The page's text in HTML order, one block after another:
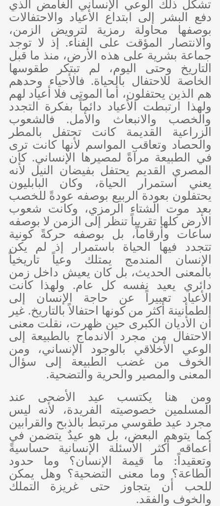
تشكل ذلك الوعي الإنساني الغامض الذي
دفع البشر إلى ابتداع الأعياد والاحتفالات
بوصفها محاولة رمزية لترويض الزمن،
والانتصار المؤقت على الفناء. إذ لا توجد
جماعة بشرية على هذه الأرض، منذ ما قبل
التاريخ وحتى اليوم، لم تبتكر طقوسها
الخاصة للاحتفال بالحياة. فالأحياء وحدهم
هم الذين يحتفلون، أما الموتى فلا أعياد لهم
ولهذا ارتبطت الأعياد دائماً بفكرة التجدد
والخصب والانبعاث والأمل. فالشعوب
الزراعية القديمة كانت تحتفل بالمطر
والحصاد وتعاقب المواسم لأنها كانت ترى
في الطبيعة مرآةً لمصيرها الإنساني. كان
المصري القديم يحتفل بفيضان النيل لأنه
يعني استمرار الحياة، وكان البابليون
يحتفلون بعودة الربيع بوصفه عودةً للخصب
بعد موت الشتاء الرمزي، وكانت شعوب
الأرض كلها تقريباً تنظر إلى الزمن لا بوصفه
ساعات وأرقاماً، بل بوصفه حركةً كونية
تتجدد فيها الحياة باستمرار إذ لم يكن
الإنسان المندمج يمتلك وعياً تاريخياً
بالمعنى الحديث، بل كان يعيش داخل زمن
دائري يعيد نفسه كل عام. ولهذا كانت
الأعياد تعبيراً عن حاجة الإنسان إلى
الطمأنينة أكثر من كونها احتفالاً بالتاريخ. غير
أن الأديان الكبرى حين ظهرت، نقلت معنى
الاحتفال من مجرد الاندماج بالطبيعة إلى
الوعي الأخلاقي بالوجود الإنساني، ومن
الخوف من غضب الطبيعة إلى سؤال
المعنى والمصير والحرية والتضحية.
ومن هنا يكتسب عيد الأضحى عند
المسلمين خصوصيته الفريدة، لأنه ليس
مجرد عيد طقوسي مرتبط بالذبح والقرابين
كما يتوهم البعض، بل هو عيدٌ يتضمن في
أعماقه أكثر الأسئلة الإنسانية حساسيةً
وتعقيداً: ما قيمة الإنسان؟ وما حدود
الطاعة؟ وما معنى التضحية؟ وهل يمكن
للحب أن يتجاوز حتى غريزة التملك
والخوف والفقد.